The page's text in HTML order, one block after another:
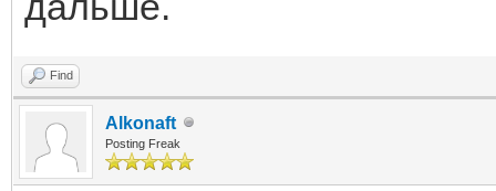
Find
Alkonaft
Posting Freak